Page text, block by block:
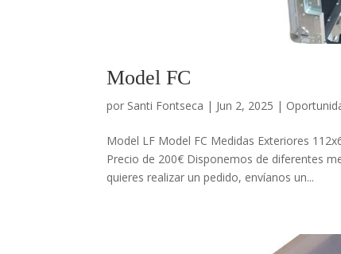
Model FC
por Santi Fontseca | Jun 2, 2025 |
Model LF Model FC Medidas Exteriores
Precio de 200€ Disponemos de diferentes
quieres realizar un pedido, envíanos un...